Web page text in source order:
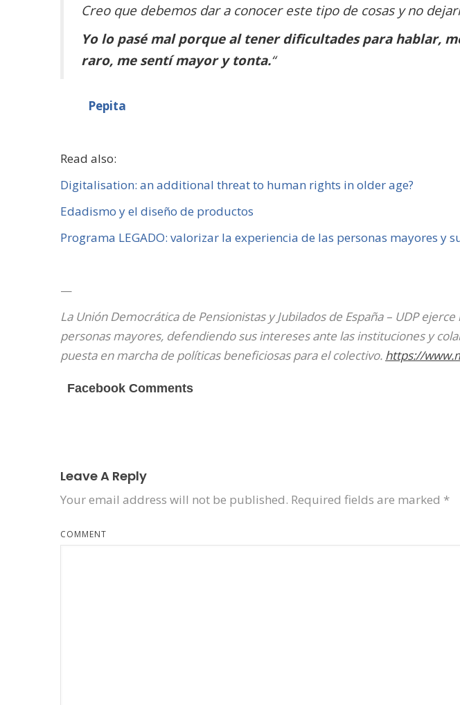
Creo que debemos dar a conocer este tipo de cosas y no
Yo lo pasé mal porque al tener dificultades para hablar,
raro, me sentí mayor y tonta.“
Pepita
Read also:
Digitalisation: an additional threat to human rights in older age?
Edadismo y el diseño de productos
Programa LEGADO: valorizar la experiencia de las personas mayores y
—
La Unión Democrática de Pensionistas y Jubilados de España – UDP
personas mayores, defendiendo sus intereses ante las instituciones y
puesta en marcha de políticas beneficiosas para el colectivo. https://
Facebook Comments
Leave A Reply
Your email address will not be published. Required fields are marked *
COMMENT